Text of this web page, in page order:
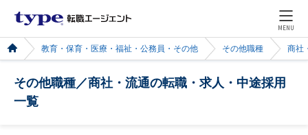
MENU
教育・保育・医療・福祉・公務員・その他 その他職種 商社
その他職種／商社・流通の転職・求人・中途採用
一覧